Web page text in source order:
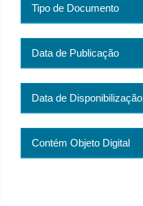
Tipo de Documento
Data de Publicação
Data de Disponibilização
Contém Objeto Digital